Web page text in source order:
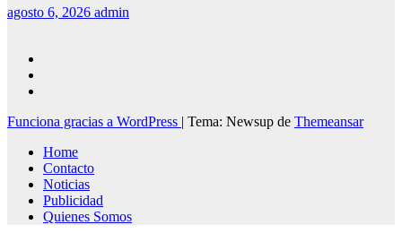
agosto 6, 2026 admin
Funciona gracias a WordPress | Tema: Newsup de Themeansar
Home
Contacto
Noticias
Publicidad
Quienes Somos